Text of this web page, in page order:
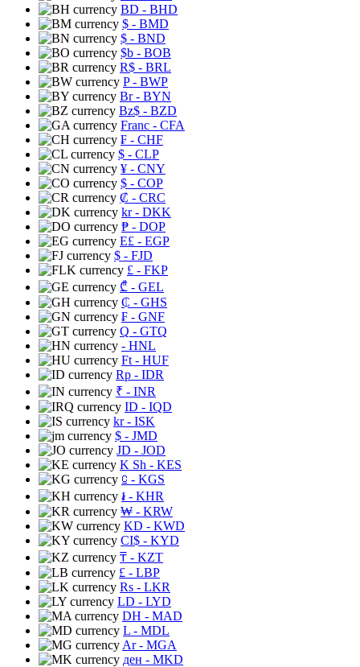
BD - BHD
$ - BMD
$ - BND
$b - BOB
R$ - BRL
P- BWP
Br- BYN
Bz$ - BZD
Franc - CFA
₣ - CHF
$ - CLP
¥ - CNY
$ - COP
₡ - CRC
kr- DKK
₱ - DOP
E£ - EGP
$ - FJD
£ - FKP
₾ - GEL
₵ - GHS
₣ - GNF
Q - GTQ
- HNL
Ft - HUF
Rp - IDR
₹ - INR
ID - IQD
kr- ISK
$ - JMD
JD - JOD
K Sh - KES
⃀ - KGS
៛ - KHR
₩ - KRW
KD - KWD
CI$ - KYD
₸ - KZT
£ - LBP
Rs - LKR
LD - LYD
DH - MAD
L - MDL
Ar- MGA
ден - MKD